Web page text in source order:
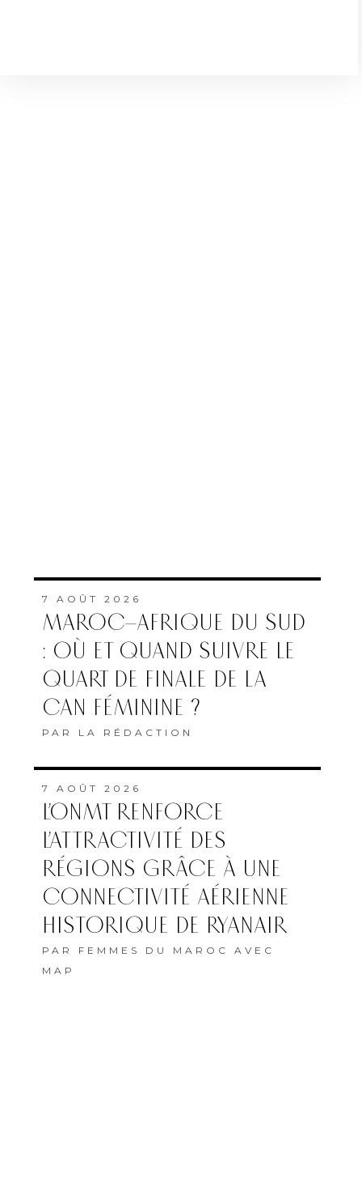
7 AOÛT 2026
MAROC–AFRIQUE DU SUD
: OÙ ET QUAND SUIVRE LE
QUART DE FINALE DE LA
CAN FÉMININE ?
PAR LA RÉDACTION
7 AOÛT 2026
L’ONMT RENFORCE
L’ATTRACTIVITÉ DES
RÉGIONS GRÂCE À UNE
CONNECTIVITÉ AÉRIENNE
HISTORIQUE DE RYANAIR
PAR FEMMES DU MAROC AVEC
MAP